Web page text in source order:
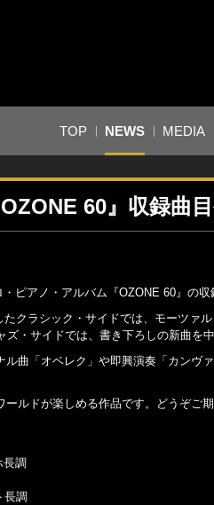
TOP NEWS MEDIA
60』収録曲目
ピアノ・アルバム『OZONE 60』の収
たクラシック・サイドでは、モーツァ
・サイドでは、書き下ろしの新曲を
曲「オベレク」や即興演奏「カンヴ
ルドが楽しめる作品です。どうぞご期
長調
長調